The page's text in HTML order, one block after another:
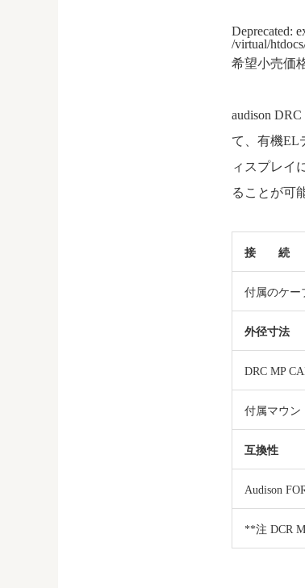
Deprecated:
/virtual/
希望小売価
audison
て、有機EL
ィスプレイ
ることが可
接 続
付属のケー
外径寸法
DRC MP
付属マウン
互換性
Audison
**注 DCR